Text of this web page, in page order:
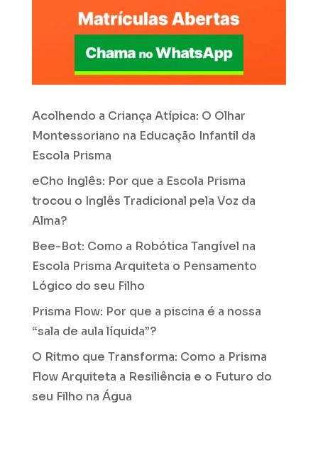
Acolhendo a Criança Atípica: O Olhar
Montessoriano na Educação Infantil da
Escola Prisma
eCho Inglês: Por que a Escola Prisma
trocou o Inglês Tradicional pela Voz da
Alma?
Bee-Bot: Como a Robótica Tangível na
Escola Prisma Arquiteta o Pensamento
Lógico do seu Filho
Prisma Flow: Por que a piscina é a nossa
“sala de aula líquida”?
O Ritmo que Transforma: Como a Prisma
Flow Arquiteta a Resiliência e o Futuro do
seu Filho na Água